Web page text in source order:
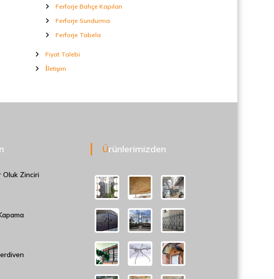
Ferforje Bahçe Kapıları
Ferforje Sundurma
Ferforje Tabela
Fiyat Talebi
İletişim
Oluk Zinciri
Ürünlerimizden